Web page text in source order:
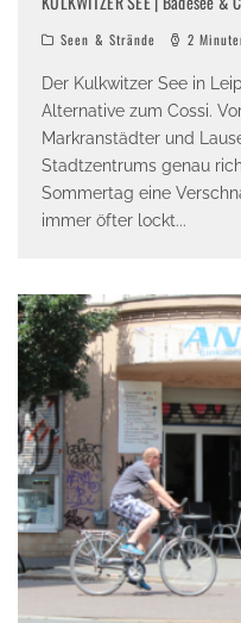
Seen & Strände 2
Der Kulkwitzer See in
Alternative zum Cossi.
Markranstädter und
Stadtzentrums genau
Sommertag eine
immer öfter lockt...